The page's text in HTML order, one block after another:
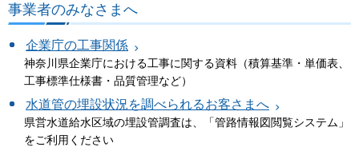
事業者のみなさまへ
企業庁の工事関係
神奈川県企業庁における工事に関する資料（積算基準・単価表、
工事標準仕様書・品質管理など）
水道管の埋設状況を調べられるお客さまへ
県営水道給水区域の埋設管調査は、「管路情報図閲覧システム」
をご利用ください